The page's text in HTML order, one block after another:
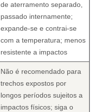
de aterramento separado,
passado internamente;
expande-se e contrai-se
com a temperatura; menos
resistente a impactos
Não é recomendado para
trechos expostos por
longos períodos sujeitos a
impactos físicos; siga o